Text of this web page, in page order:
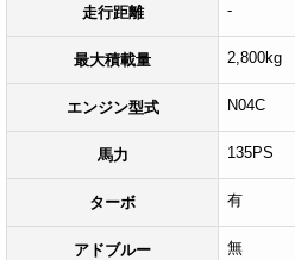
走行距離 -
最大積載量 2,800kg
エンジン型式 N04C
馬力 135PS
ターボ 有
アドブルー 無